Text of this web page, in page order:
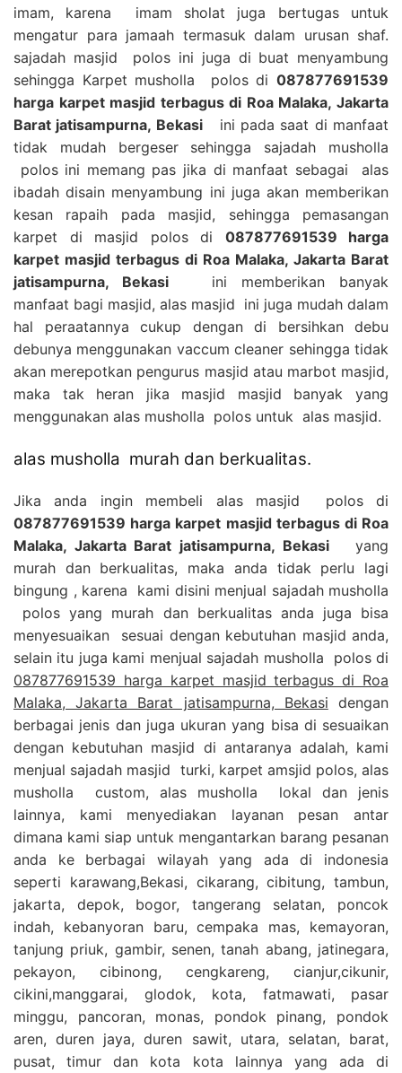
imam, karena imam sholat juga bertugas untuk
mengatur para jamaah termasuk dalam urusan shaf.
sajadah masjid polos ini juga di buat menyambung
sehingga Karpet musholla polos di 087877691539
harga karpet masjid terbagus di Roa Malaka, Jakarta
Barat jatisampurna, Bekasiini pada saat di manfaat
tidak mudah bergeser sehingga sajadah musholla
polos ini memang pas jika di manfaat sebagai alas
ibadah disain menyambung ini juga akan memberikan
kesan rapaih pada masjid, sehingga pemasangan
karpet di masjid polos di 087877691539 harga
karpet masjid terbagus di Roa Malaka, Jakarta Barat
jatisampurna, Bekasi ini memberikan banyak
manfaat bagi masjid, alas masjid ini juga mudah dalam
hal peraatannya cukup dengan di bersihkan debu
debunya menggunakan vaccum cleaner sehingga tidak
akan merepotkan pengurus masjid atau marbot masjid,
maka tak heran jika masjid masjid banyak yang
menggunakan alas musholla polos untuk alas masjid.
alas musholla murah dan berkualitas.
Jika anda ingin membeli alas masjid polos di
087877691539 harga karpet masjid terbagus di Roa
Malaka, Jakarta Barat jatisampurna, Bekasiyang
murah dan berkualitas, maka anda tidak perlu lagi
bingung , karena kami disini menjual sajadah musholla
polos yang murah dan berkualitas anda juga bisa
menyesuaikan sesuai dengan kebutuhan masjid anda,
selain itu juga kami menjual sajadah musholla polos di
087877691539 harga karpet masjid terbagus di Roa
Malaka, Jakarta Barat jatisampurna, Bekasi dengan
berbagai jenis dan juga ukuran yang bisa di sesuaikan
dengan kebutuhan masjid di antaranya adalah, kami
menjual sajadah masjid turki, karpet amsjid polos, alas
musholla custom, alas musholla lokal dan jenis
lainnya, kami menyediakan layanan pesan antar
dimana kami siap untuk mengantarkan barang pesanan
anda ke berbagai wilayah yang ada di indonesia
seperti karawang,Bekasi, cikarang, cibitung, tambun,
jakarta, depok, bogor, tangerang selatan, poncok
indah, kebanyoran baru, cempaka mas, kemayoran,
tanjung priuk, gambir, senen, tanah abang, jatinegara,
pekayon, cibinong, cengkareng, cianjur,cikunir,
cikini,manggarai, glodok, kota, fatmawati, pasar
minggu, pancoran, monas, pondok pinang, pondok
aren, duren jaya, duren sawit, utara, selatan, barat,
pusat, timur dan kota kota lainnya yang ada di